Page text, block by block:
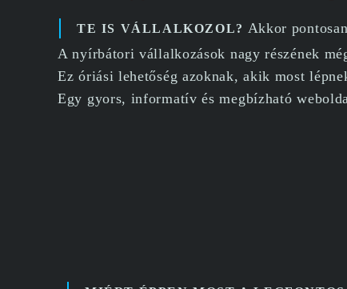
TE IS VÁLLALKOZOL? Akkor
A nyírbátori vállalkozások nagy részének
Ez óriási lehetőség azoknak, akik most
Egy gyors, informatív és megbízható